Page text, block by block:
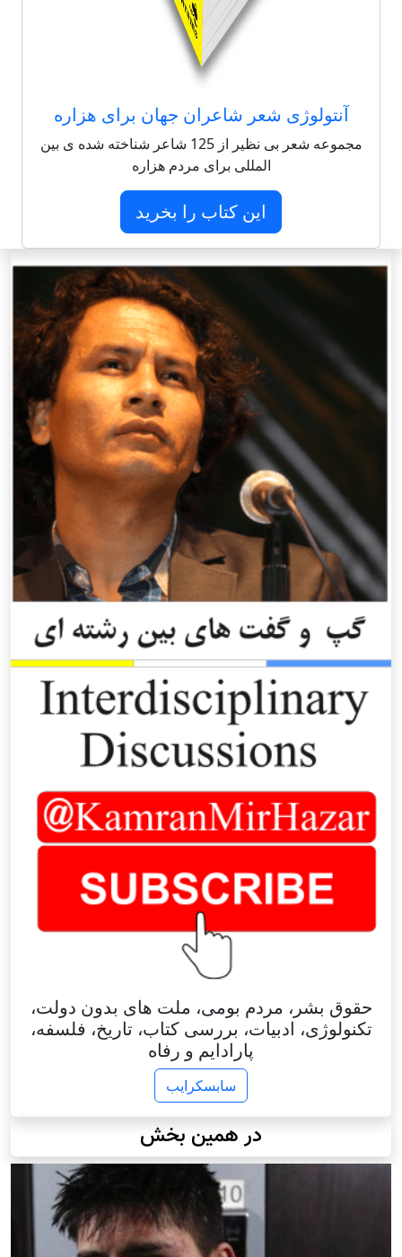
آنتولوژی شعر شاعران جهان برای هزاره
مجموعه شعر بی نظیر از 125 شاعر شناخته شده ی بین
المللی برای مردم هزاره
این کتاب را بخرید
حقوق بشر، مردم بومی، ملت های بدون دولت،
تکنولوژی، ادبیات، بررسی کتاب، تاریخ، فلسفه،
پارادایم و رفاه
سابسکرایب
در همین بخش